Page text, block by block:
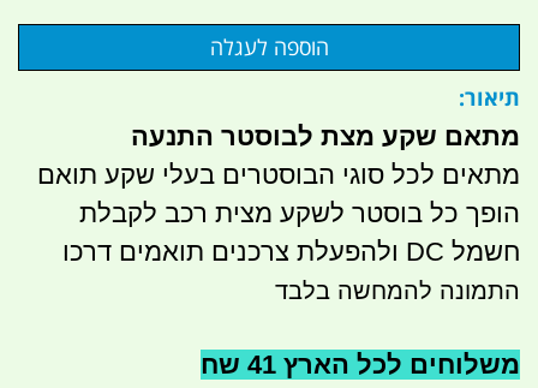
תיאור:
מתאם שקע מצת לבוסטר התנעה
מתאים לכל סוגי הבוסטרים בעלי שקע תואם
הופך כל בוסטר לשקע מצית רכב לקבלת
חשמל DC ולהפעלת צרכנים תואמים דרכו
התמונה להמחשה בלבד
משלוחים לכל הארץ 41 שח